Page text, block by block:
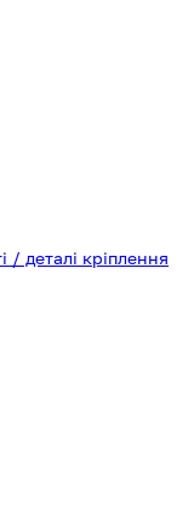
/ деталі кріплення